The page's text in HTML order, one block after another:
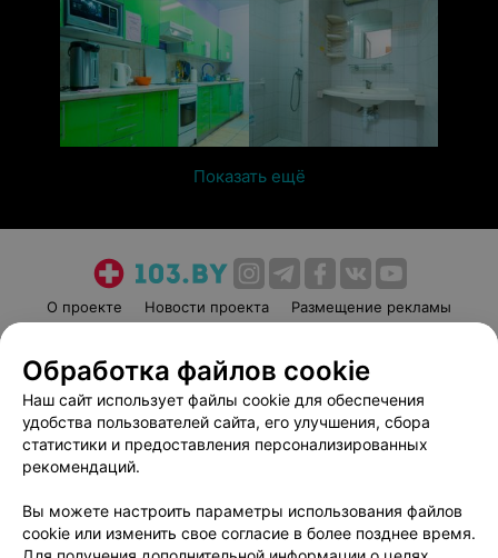
Показать ещё
О проекте Новости проекта
Размещение рекламы
Пользовательское соглашение
Способы оплаты
Вакансии
Партнеры
Написать руководителю 103.by
Обработка персональных данных
Обработка файлов cookie
Наш сайт использует файлы cookie для обеспечения
удобства пользователей сайта, его улучшения, сбора
статистики и предоставления персонализированных
рекомендаций.
Вы можете настроить параметры использования файлов
cookie или изменить свое согласие в более позднее время.